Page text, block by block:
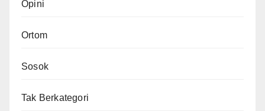
Opini
Ortom
Sosok
Tak Berkategori